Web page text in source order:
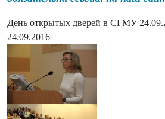
День открытых дверей в СГМУ
24.09.2016